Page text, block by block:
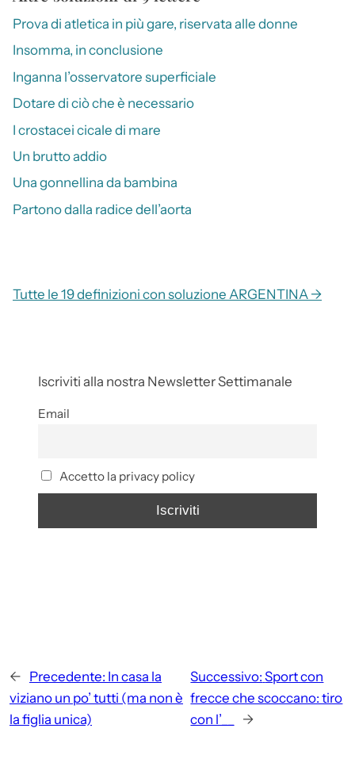
Prova di atletica in più gare, riservata alle donne
Insomma, in conclusione
Inganna l’osservatore superficiale
Dotare di ciò che è necessario
I crostacei cicale di mare
Un brutto addio
Una gonnellina da bambina
Partono dalla radice dell’aorta
Tutte le 19 definizioni con soluzione ARGENTINA →
Iscriviti alla nostra Newsletter Settimanale
Email
Accetto la privacy policy
← Precedente: In casa la
viziano un po’ tutti (ma non è
la figlia unica)
Successivo: Sport con
frecce che scoccano: tiro
con l’__
→